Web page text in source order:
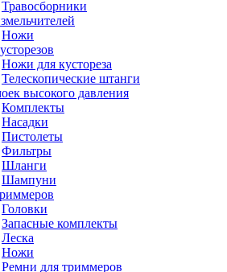
Травосборники
Ножи
Ножи для кустореза
Телескопические штанги
высокого давления
Комплекты
Насадки
Пистолеты
Фильтры
Шланги
Шампуни
Головки
Запасные комплекты
Леска
Ножи
Ремни для триммеров